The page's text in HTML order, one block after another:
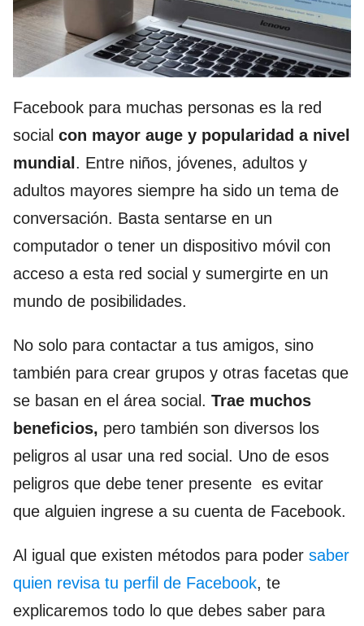
Facebook para muchas personas es la red
social con mayor auge y popularidad a nivel
mundial. Entre niños, jóvenes, adultos y
adultos mayores siempre ha sido un tema de
conversación. Basta sentarse en un
computador o tener un dispositivo móvil con
acceso a esta red social y sumergirte en un
mundo de posibilidades.
No solo para contactar a tus amigos, sino
también para crear grupos y otras facetas que
se basan en el área social. Trae muchos
beneficios, pero también son diversos los
peligros al usar una red social. Uno de esos
peligros que debe tener presente es evitar
que alguien ingrese a su cuenta de Facebook.
Al igual que existen métodos para poder saber
quien revisa tu perfil de Facebook, te
explicaremos todo lo que debes saber para